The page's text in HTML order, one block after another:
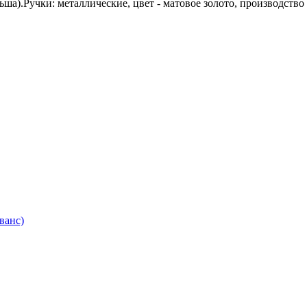
металлические, цвет - матовое золото,